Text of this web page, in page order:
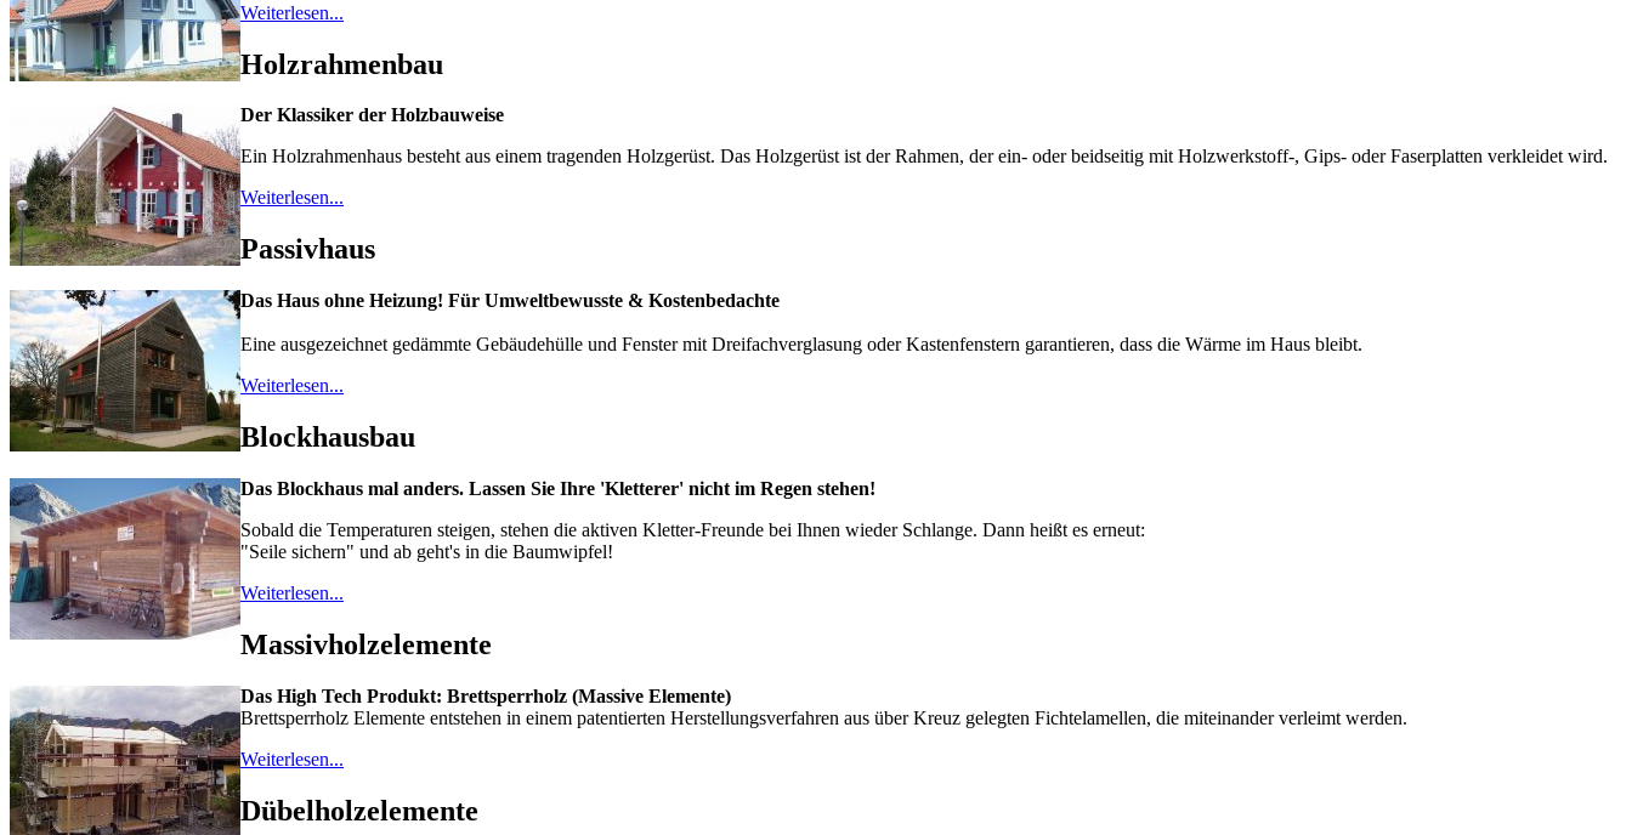
Weiterlesen...
Holzrahmenbau
Der Klassiker der Holzbauweise
Ein Holzrahmenhaus besteht aus einem tragenden Holzgerüst. Das Holzgerüst ist der Rahmen, der ein- oder beidseitig mit Holzwerkstoff-, Gips- oder Faserplatten verkleidet wird.
Weiterlesen...
Passivhaus
Das Haus ohne Heizung! Für Umweltbewusste & Kostenbedachte
Eine ausgezeichnet gedämmte Gebäudehülle und Fenster mit Dreifachverglasung oder Kastenfenstern garantieren, dass die Wärme im Haus bleibt.
Weiterlesen...
Blockhausbau
Das Blockhaus mal anders. Lassen Sie Ihre 'Kletterer' nicht im Regen stehen!
Sobald die Temperaturen steigen, stehen die aktiven Kletter-Freunde bei Ihnen wieder Schlange. Dann heißt es erneut:
"Seile sichern" und ab geht's in die Baumwipfel!
Weiterlesen...
Massivholzelemente
Das High Tech Produkt: Brettsperrholz (Massive Elemente)
Brettsperrholz Elemente entstehen in einem patentierten Herstellungsverfahren aus über Kreuz gelegten Fichtelamellen, die miteinander verleimt werden.
Weiterlesen...
Dübelholzelemente